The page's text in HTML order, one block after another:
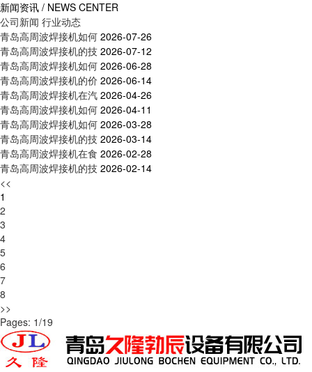
新闻资讯 / NEWS CENTER
公司新闻 行业动态
青岛高周波焊接机如何 2026-07-26
青岛高周波焊接机的技 2026-07-12
青岛高周波焊接机如何 2026-06-28
青岛高周波焊接机的价 2026-06-14
青岛高周波焊接机在汽 2026-04-26
青岛高周波焊接机如何 2026-04-11
青岛高周波焊接机如何 2026-03-28
青岛高周波焊接机的技 2026-03-14
青岛高周波焊接机在食 2026-02-28
青岛高周波焊接机的技 2026-02-14
<<
1
2
3
4
5
6
7
8
>>
Pages: 1/19